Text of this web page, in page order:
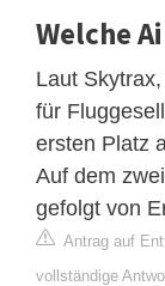
Welche
Laut
für
ersten Platz
Auf dem
gefolgt von
Antrag auf
vollständige